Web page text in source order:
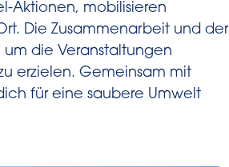
Aktionen, mobilisieren
Die Zusammenarbeit und der
die Veranstaltungen
erzielen. Gemeinsam mit
für eine saubere Umwelt